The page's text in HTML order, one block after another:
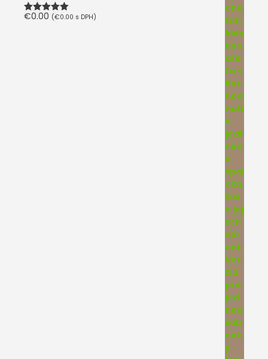
Hodnotenie
€0.00 (€0.00 s DPH)